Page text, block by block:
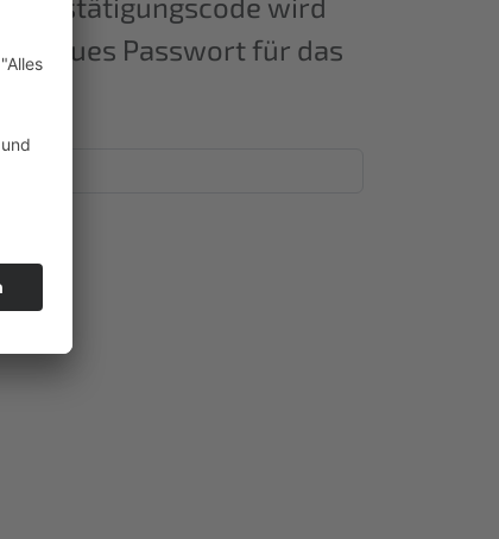
neues Passwort für das